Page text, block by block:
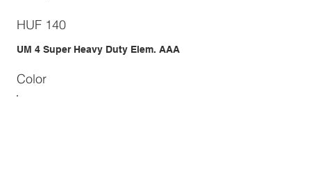
Price
HUF 140
UM 4 Super Heavy Duty Elem. AAA
Color